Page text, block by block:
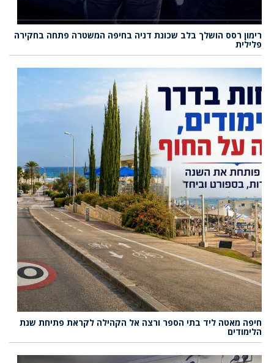
רימון רסס הושלך בלב שכונת דניה בחיפה המשטרה פתחה בחקירה
פלילית
חיפה מאטה ליד בתי הספר ורצה אל הקהילה לקראת פתיחת שנת
הלימודים